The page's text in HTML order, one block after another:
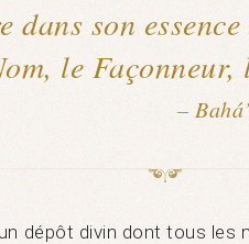
son
le Façonneur,
–
dépôt divin dont tous les